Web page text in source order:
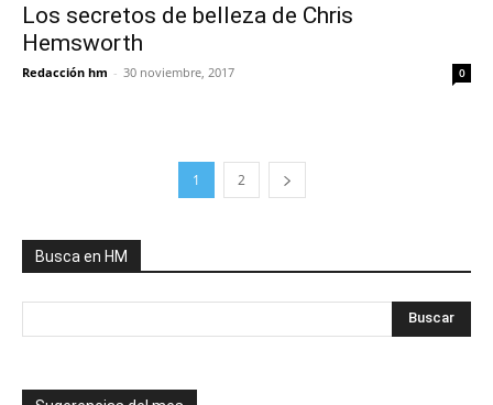
Los secretos de belleza de Chris
Hemsworth
Redacción hm - 30 noviembre, 2017 0
1 2
Busca en HM